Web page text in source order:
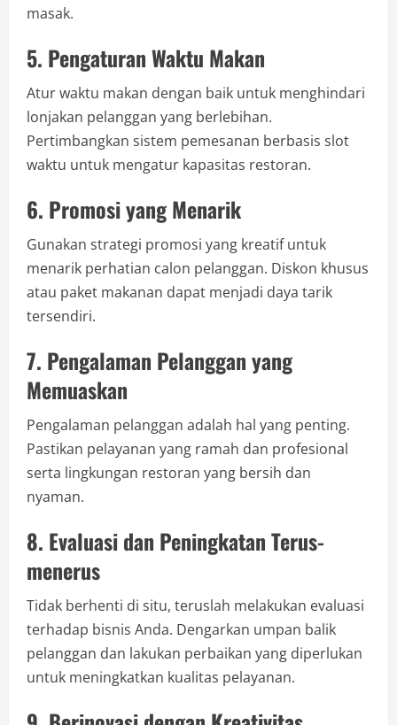
masak.
5. Pengaturan Waktu Makan
Atur waktu makan dengan baik untuk menghindari
lonjakan pelanggan yang berlebihan.
Pertimbangkan sistem pemesanan berbasis slot
waktu untuk mengatur kapasitas restoran.
6. Promosi yang Menarik
Gunakan strategi promosi yang kreatif untuk
menarik perhatian calon pelanggan. Diskon khusus
atau paket makanan dapat menjadi daya tarik
tersendiri.
7. Pengalaman Pelanggan yang
Memuaskan
Pengalaman pelanggan adalah hal yang penting.
Pastikan pelayanan yang ramah dan profesional
serta lingkungan restoran yang bersih dan
nyaman.
8. Evaluasi dan Peningkatan Terus-
menerus
Tidak berhenti di situ, teruslah melakukan evaluasi
terhadap bisnis Anda. Dengarkan umpan balik
pelanggan dan lakukan perbaikan yang diperlukan
untuk meningkatkan kualitas pelayanan.